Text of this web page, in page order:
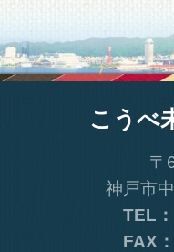
こうべ
〒
神戸市
TEL：
FAX：